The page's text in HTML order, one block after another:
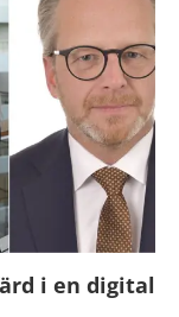
i en digital